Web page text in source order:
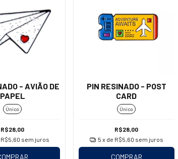
- AVIÃO DE
PAPEL
Único
R$28,00
R$5,60 sem juros
PIN RESINADO - POST
CARD
Único
R$28,00
5 x de R$5,60 sem juros
COMPRAR